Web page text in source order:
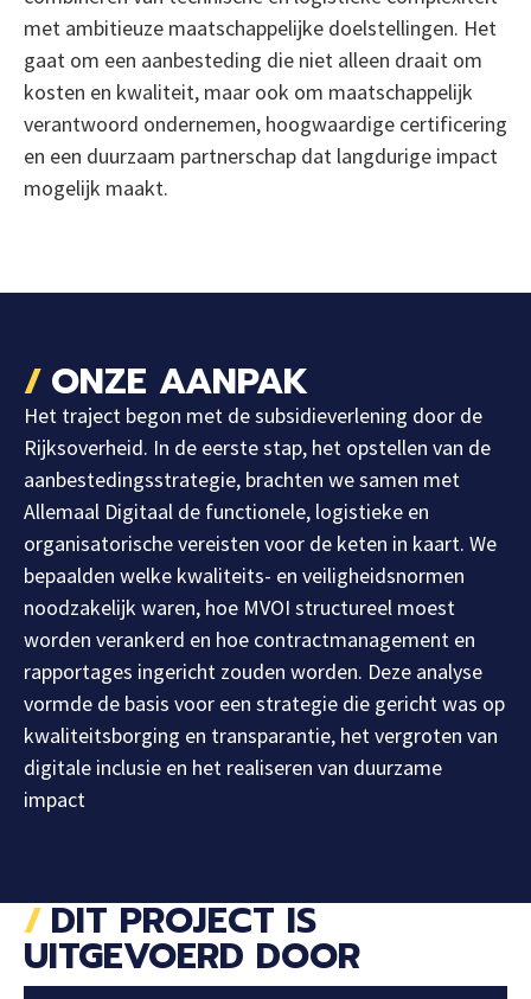
met ambitieuze maatschappelijke doelstellingen. Het
gaat om een aanbesteding die niet alleen draait om
kosten en kwaliteit, maar ook om maatschappelijk
verantwoord ondernemen, hoogwaardige certificering
en een duurzaam partnerschap dat langdurige impact
mogelijk maakt.
ONZE AANPAK
Het traject begon met de subsidieverlening door de
Rijksoverheid. In de eerste stap, het opstellen van de
aanbestedingsstrategie, brachten we samen met
Allemaal Digitaal de functionele, logistieke en
organisatorische vereisten voor de keten in kaart. We
bepaalden welke kwaliteits- en veiligheidsnormen
noodzakelijk waren, hoe MVOI structureel moest
worden verankerd en hoe contractmanagement en
rapportages ingericht zouden worden. Deze analyse
vormde de basis voor een strategie die gericht was op
kwaliteitsborging en transparantie, het vergroten van
digitale inclusie en het realiseren van duurzame
impact
DIT PROJECT IS
UITGEVOERD DOOR